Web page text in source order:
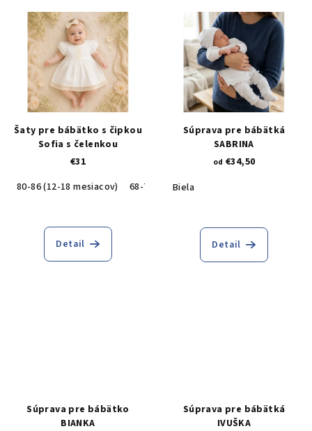
Šaty pre bábätko s čipkou
Sofia s čelenkou
€31
80-86 (12-18 mesiacov)
68-74 (6-9 mesiacov)
Detail
Súprava pre bábätká
SABRINA
od €34,50
Biela
Detail
Súprava pre bábätko
BIANKA
Súprava pre bábätká
IVUŠKA